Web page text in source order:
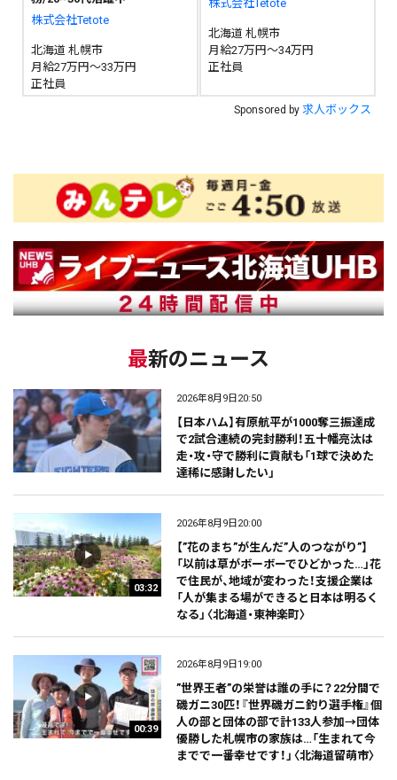
株式会社Tetote
北海道 札幌市
月給27万円～33万円
正社員
株式会社Tetote
北海道 札幌市
月給27万円～34万円
正社員
Sponsored by 求人ボックス
最新のニュース
2026年8月9日20:50
【日本ハム】有原航平が1000奪三振達成
で2試合連続の完封勝利！五十幡亮汰は
走・攻・守で勝利に貢献も「1球で決めた
達稀に感謝したい」
03:32
2026年8月9日20:00
【”花のまち”が生んだ”人のつながり”】
「以前は草がボーボーでひどかった…」花
で住民が、地域が変わった！支援企業は
「人が集まる場ができると日本は明るく
なる」〈北海道・東神楽町〉
00:39
2026年8月9日19:00
”世界王者”の栄誉は誰の手に？22分間で
磯ガニ30匹！『世界磯ガニ釣り選手権』個
人の部と団体の部で計133人参加→団体
優勝した札幌市の家族は…「生まれて今
までで一番幸せです！」〈北海道留萌市〉